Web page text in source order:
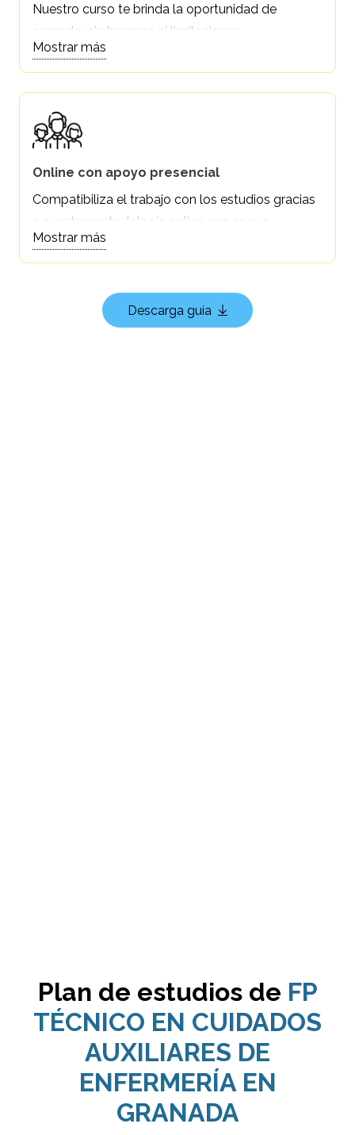
Nuestro curso te brinda la oportunidad de
aprender sin barreras ni limitaciones.
Mostrar más
Online con apoyo presencial
Compatibiliza el trabajo con los estudios gracias
a nuestra metodología online con apoyo
presencial.
Mostrar más
Descarga guía
Plan de estudios de FP
TÉCNICO EN CUIDADOS
AUXILIARES DE
ENFERMERÍA EN
GRANADA